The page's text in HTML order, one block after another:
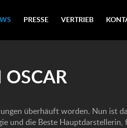
PRESSE VERTRIEB
überhäuft worden. Nun ist
und die Beste Hauptdarstellerin,